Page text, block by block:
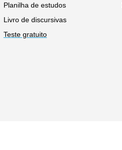
Planilha de estudos
Livro de discursivas
Teste gratuito